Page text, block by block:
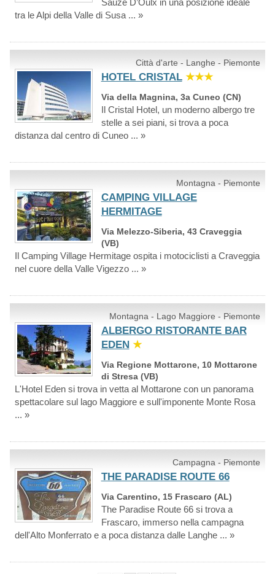
Sauze D’Oulx in una posizione ideale
tra le Alpi della Valle di Susa ... »
Città d'arte - Langhe - Piemonte
HOTEL CRISTAL ★★★
Via della Magnina, 3a Cuneo (CN)
Il Cristal Hotel, un moderno albergo tre
stelle a sei piani, si trova a poca
distanza dal centro di Cuneo ... »
Montagna - Piemonte
CAMPING VILLAGE
HERMITAGE
Via Melezzo-Siberia, 43 Craveggia
(VB)
Il Camping Village Hermitage ospita i motociclisti a Craveggia
nel cuore della Valle Vigezzo ... »
Montagna - Lago Maggiore - Piemonte
ALBERGO RISTORANTE BAR
EDEN ★
Via Regione Mottarone, 10 Mottarone
di Stresa (VB)
L'Hotel Eden si trova in vetta al Mottarone con un panorama
spettacolare sul lago Maggiore e sull'imponente Monte Rosa
... »
Campagna - Piemonte
THE PARADISE ROUTE 66
Via Carentino, 15 Frascaro (AL)
The Paradise Route 66 si trova a
Frascaro, immerso nella campagna
dell'Alto Monferrato e a poca distanza dalle Langhe ... »